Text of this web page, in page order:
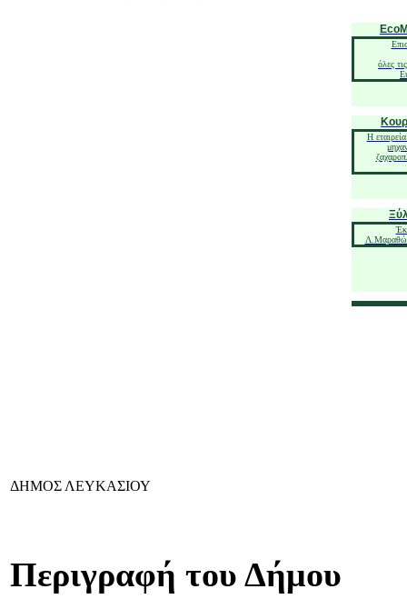
όλες
Η
ΔΗΜΟΣ ΛΕΥΚΑΣΙΟΥ
Περιγραφή του Δήμου